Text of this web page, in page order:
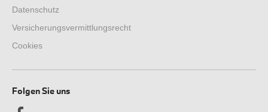
Datenschutz
Versicherungsvermittlungsrecht
Cookies
Folgen Sie uns